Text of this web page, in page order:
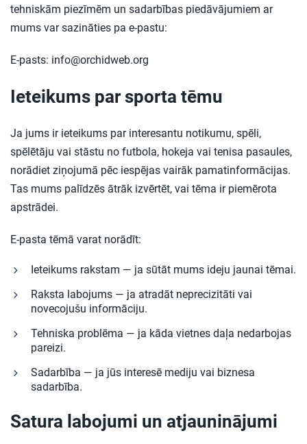
tehniskām piezīmēm un sadarbības piedāvājumiem ar
mums var sazināties pa e-pastu:
E-pasts: info@orchidweb.org
Ieteikums par sporta tēmu
Ja jums ir ieteikums par interesantu notikumu, spēli,
spēlētāju vai stāstu no futbola, hokeja vai tenisa pasaules,
norādiet ziņojumā pēc iespējas vairāk pamatinformācijas.
Tas mums palīdzēs ātrāk izvērtēt, vai tēma ir piemērota
apstrādei.
E-pasta tēmā varat norādīt:
Ieteikums rakstam — ja sūtāt mums ideju jaunai tēmai.
Raksta labojums — ja atradāt neprecizitāti vai
novecojušu informāciju.
Tehniska problēma — ja kāda vietnes daļa nedarbojas
pareizi.
Sadarbība — ja jūs interesē mediju vai biznesa
sadarbība.
Satura labojumi un atjauninājumi